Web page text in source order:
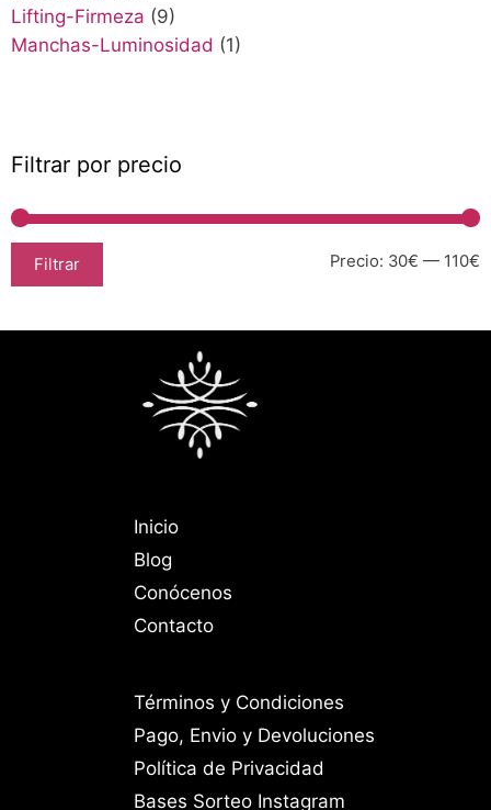
Lifting-Firmeza (9)
Manchas-Luminosidad (1)
Filtrar por precio
Filtrar Precio: 30€ — 110€
Inicio
Blog
Conócenos
Contacto
Términos y Condiciones
Pago, Envio y Devoluciones
Política de Privacidad
Bases Sorteo Instagram